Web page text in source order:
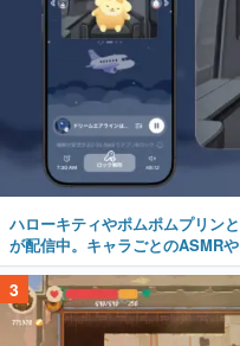
ハローキティやポムポムプリン
が配信中。キャラごとのASMR
3